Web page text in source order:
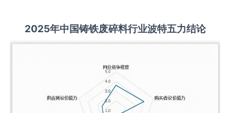
2025年中国铸铁废碎料行业波特五力结论